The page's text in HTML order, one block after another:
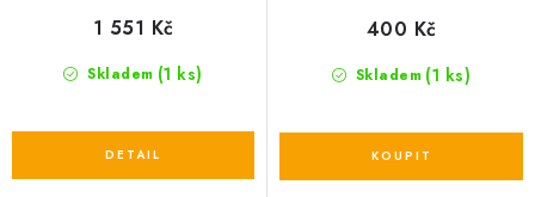
Skladem (1 ks)
1 551 Kč
Skladem (1 ks)
400 Kč